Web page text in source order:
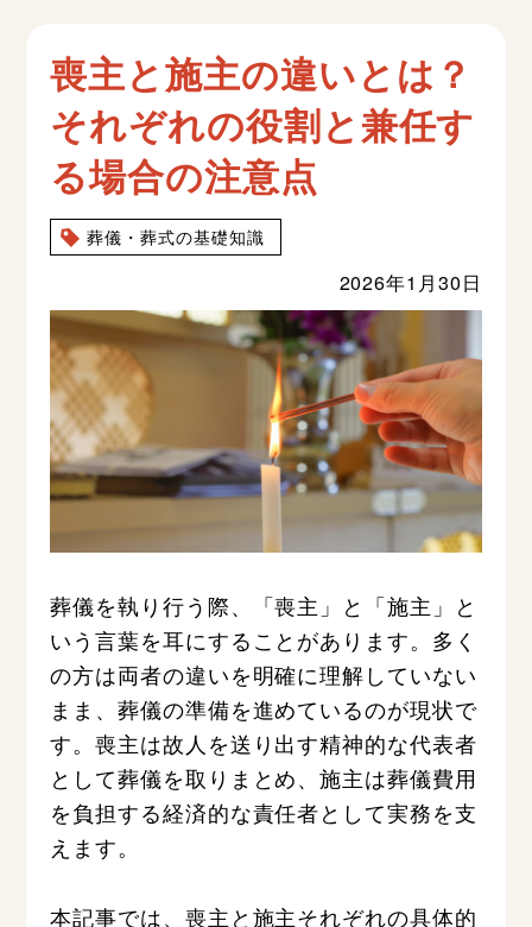
喪主と施主の違いとは？
それぞれの役割と兼任す
る場合の注意点
葬儀・葬式の基礎知識
2026年1月30日
葬儀を執り行う際、「喪主」と「施主」と
いう言葉を耳にすることがあります。多く
の方は両者の違いを明確に理解していない
まま、葬儀の準備を進めているのが現状で
す。喪主は故人を送り出す精神的な代表者
として葬儀を取りまとめ、施主は葬儀費用
を負担する経済的な責任者として実務を支
えます。
本記事では、喪主と施主それぞれの具体的